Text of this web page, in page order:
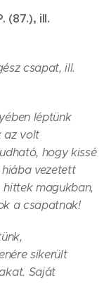
(87.), ill.
csapat, ill.
léptünk
az volt
hogy kissé
vezetett
magukban,
a csapatnak!
sikerült
Saját